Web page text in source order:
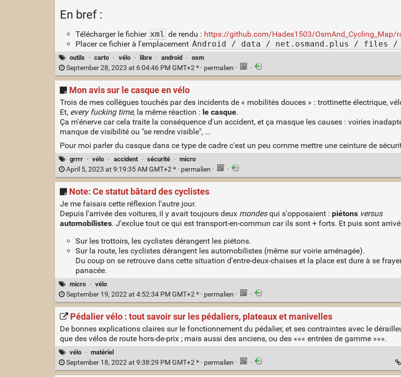
En bref :
Télécharger le fichier xml de rendu : https://github.com/Hades1503/OsmAnd_Cycling_Map/
Placer ce fichier à l'emplacement Android / data / net.osmand.plus / files /
outils · carto · vélo · libre · android · osm
September 28, 2023 at 6:04:46 PM GMT+2 * · permalien · ·
Mon avis sur le casque en vélo
Trois de mes collègues touchés par des incidents de « mobilités douces » : trottinette électrique,
Et, every fucking time, la même réaction : le casque.
Ça m'énerve car cela traite la conséquence d'un accident, et ça masque les causes : voiries
manque de visibilité ou "se rendre visible", ...
Pour moi parler du casque dans ce type de cadre c'est un peu comme mettre une ceinture de
grrrr · vélo · accident · sécurité · micro
April 5, 2023 at 9:19:35 AM GMT+2 * · permalien · ·
Note: Ce statut bâtard des cyclistes
Je me faisais cette réflexion l'autre jour.
Depuis l'arrivée des voitures, il y avait toujours deux mondesqui s'opposaient : piétons versus
automobilistes. J'exclue tout ce qui est transport-en-commun car ils sont + forts. Et puis sont
Sur les trottoirs, les cyclistes dérangent les piétons.
Sur la route, les cyclistes dérangent les automobilistes (même sur voirie aménagée).
Du coup on se retrouve dans cette situation d'entre-deux-chaises et la place est dure à se
panacée.
micro · vélo
September 19, 2022 at 4:52:34 PM GMT+2 * · permalien · ·
Pédalier vélo : tout savoir sur les pédaliers, plateaux et manivelles
De bonnes explications claires sur le fonctionnement du pédalier, et ses contraintes avec le
que des vélos de route hors-de-prix ; mais aussi des anciens, ou des ««« entrées de gamme »»».
vélo · matériel
September 18, 2022 at 9:38:29 PM GMT+2 * · permalien · ·